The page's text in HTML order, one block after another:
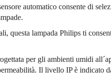
automatico consente di
questa lampada Philips ti
per gli ambienti umidi
Il livello IP è indicato